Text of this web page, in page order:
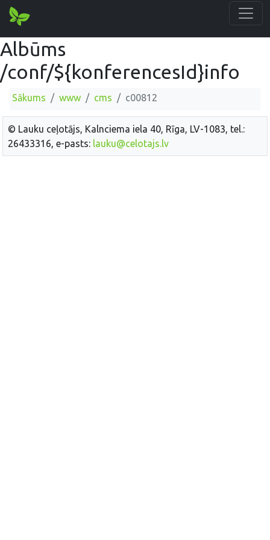
Albūms
/conf/${konferencesId}info
Sākums www cms c00812
© Lauku ceļotājs, Kalnciema iela 40, Rīga, LV-1083, tel.:
26433316, e-pasts: lauku@celotajs.lv